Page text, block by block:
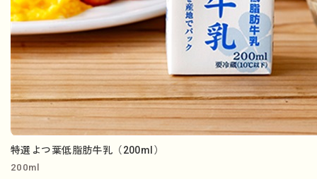
特選よつ葉低脂肪牛乳（200ml）
200ml